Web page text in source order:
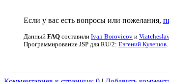
Если у вас есть вопросы или пожелания,
Данный FAQ cоставили Ivan Borovicov и
Программирование JSP для RU/2: Евгений Кулешов